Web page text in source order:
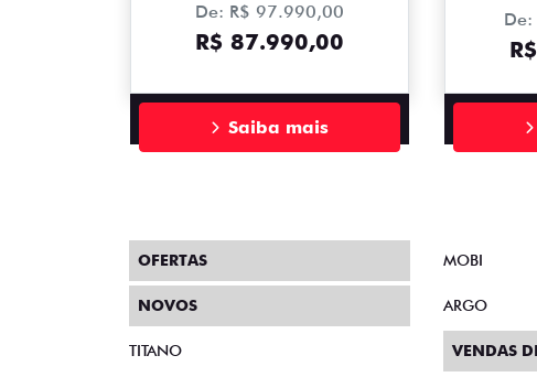
De: R$ 97.990,00
R$ 87.990,00
Saiba mais
OFERTAS
NOVOS
TITANO
MOBI
ARGO
VENDAS